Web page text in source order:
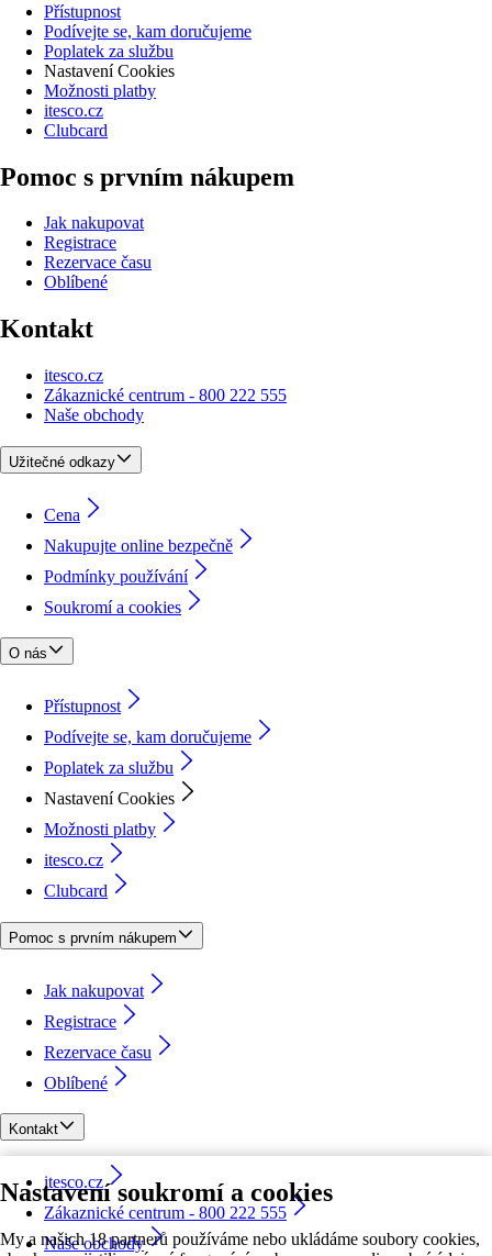
Nastavení soukromí a cookies
My a našich 18 partnerů používáme nebo ukládáme soubory cookies,
Přístupnost
Podívejte se, kam doručujeme
Poplatek za službu
Nastavení Cookies
Možnosti platby
itesco.cz
Clubcard
Pomoc s prvním nákupem
Jak nakupovat
Registrace
Rezervace času
Oblíbené
Kontakt
itesco.cz
Zákaznické centrum - 800 222 555
Naše obchody
Užitečné odkazy
Cena
Nakupujte online bezpečně
Podmínky používání
Soukromí a cookies
O nás
Přístupnost
Podívejte se, kam doručujeme
Poplatek za službu
Nastavení Cookies
Možnosti platby
itesco.cz
Clubcard
Pomoc s prvním nákupem
Jak nakupovat
Registrace
Rezervace času
Oblíbené
Kontakt
itesco.cz
Zákaznické centrum - 800 222 555
Naše obchody